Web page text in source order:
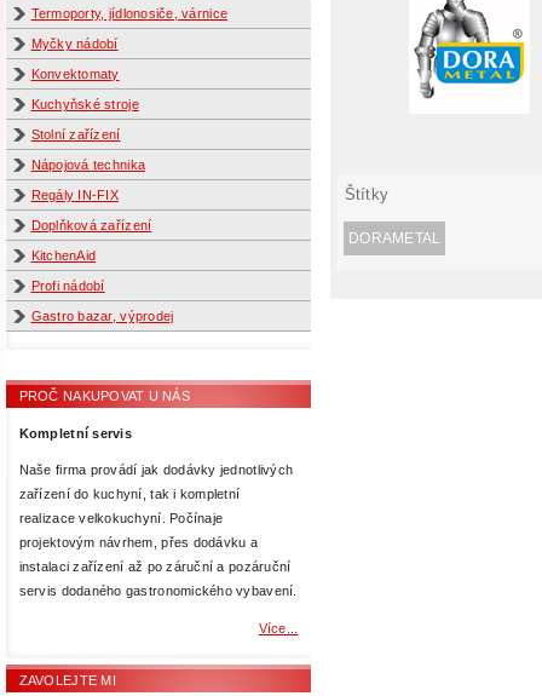
Termoporty, jídlonosiče, várnice
Myčky nádobí
Konvektomaty
Kuchyňské stroje
Stolní zařízení
Nápojová technika
Regály IN-FIX
Doplňková zařízení
KitchenAid
Profi nádobí
Gastro bazar, výprodej
PROČ NAKUPOVAT U NÁS
Kompletní servis
Naše firma provádí jak dodávky jednotlivých
zařízení do kuchyní, tak i kompletní
realizace velkokuchyní. Počínaje
projektovým návrhem, přes dodávku a
instalaci zařízení až po záruční a pozáruční
servis dodaného gastronomického vybavení.
Více...
ZAVOLEJTE MI
Štítky
DORAMETAL